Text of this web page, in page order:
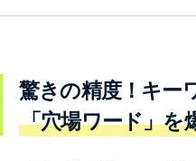
驚きの精度！キー
「穴場ワード」を